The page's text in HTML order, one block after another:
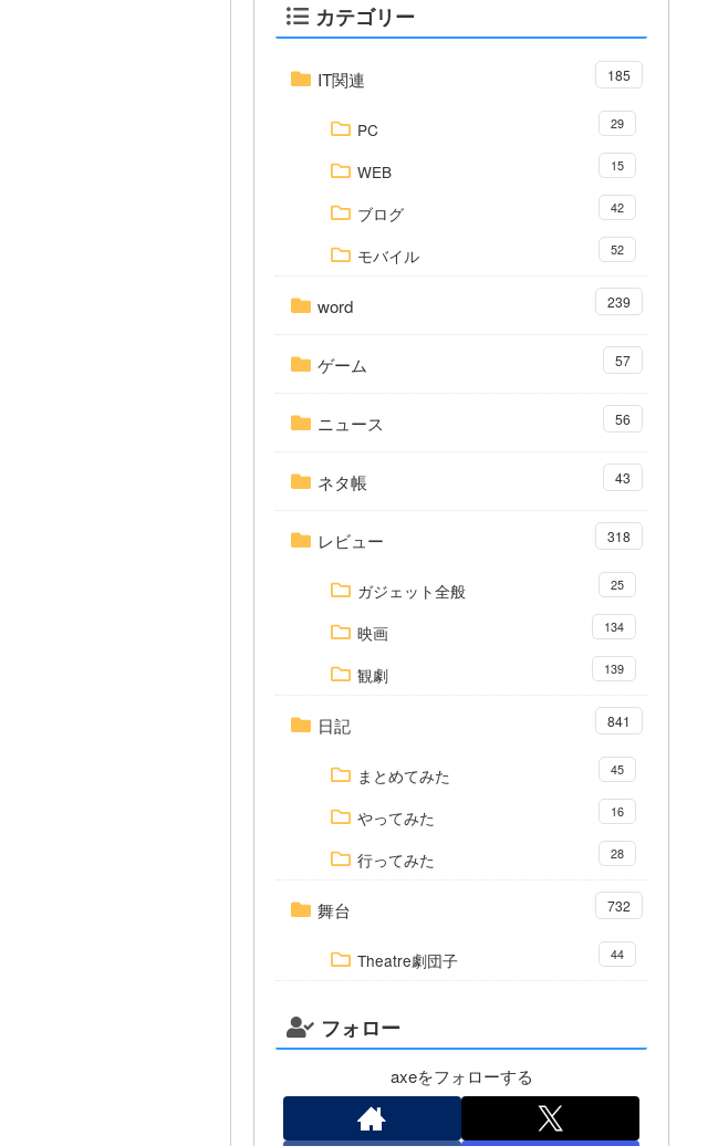
カテゴリー
IT関連 185
PC 29
WEB 15
ブログ 42
モバイル 52
word 239
ゲーム 57
ニュース 56
ネタ帳 43
レビュー 318
ガジェット全般 25
映画 134
観劇 139
日記 841
まとめてみた 45
やってみた 16
行ってみた 28
舞台 732
Theatre劇団子 44
フォロー
axeをフォローする